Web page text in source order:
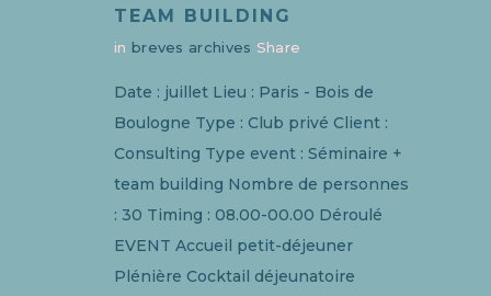
TEAM BUILDING
in breves archives Share
Date : juillet Lieu : Paris - Bois de
Boulogne Type : Club privé Client :
Consulting Type event : Séminaire +
team building Nombre de personnes
: 30 Timing : 08.00-00.00 Déroulé
EVENT Accueil petit-déjeuner
Plénière Cocktail déjeunatoire